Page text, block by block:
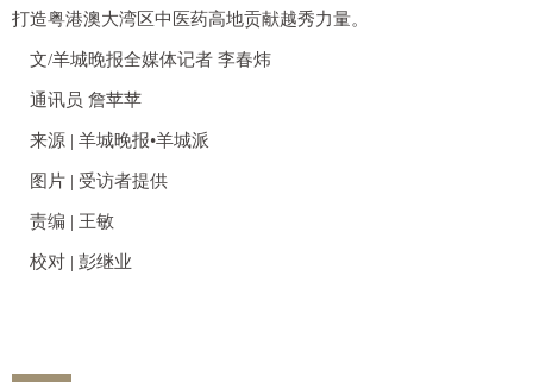
打造粤港澳大湾区中医药高地贡献越秀力量。
文/羊城晚报全媒体记者 李春炜
通讯员 詹苹苹
来源 | 羊城晚报•羊城派
图片 | 受访者提供
责编 | 王敏
校对 | 彭继业